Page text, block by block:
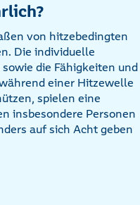
von hitzebedingten
Die individuelle
die Fähigkeiten und
einer Hitzewelle
spielen eine
insbesondere Personen
auf sich Acht geben